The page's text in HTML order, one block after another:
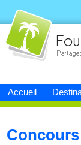
Accueil
Fou devoyage